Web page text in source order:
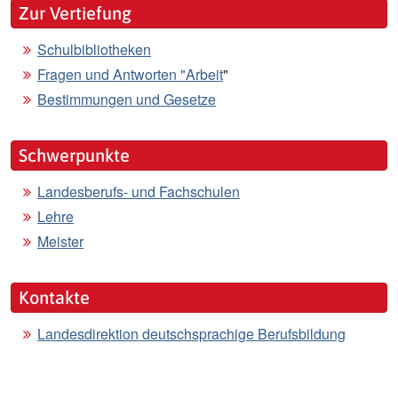
Zur Vertiefung
Schulbibliotheken
Fragen und Antworten "Arbeit"
Bestimmungen und Gesetze
Schwerpunkte
Landesberufs- und Fachschulen
Lehre
Meister
Kontakte
Landesdirektion deutschsprachige Berufsbildung